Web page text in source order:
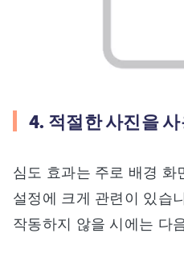
4. 적절한 사진을
심도 효과는 주로 배경 화
설정에 크게 관련이 있습
작동하지 않을 시에는 다